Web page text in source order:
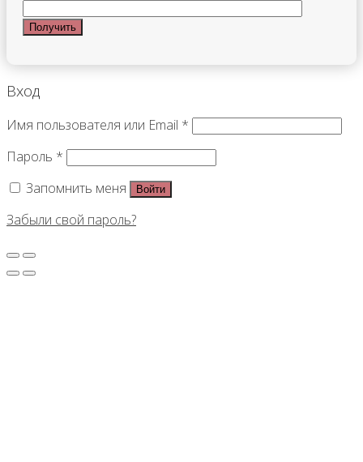
Вход
Имя пользователя или Email *
Пароль *
Запомнить меня
Войти
Забыли свой пароль?